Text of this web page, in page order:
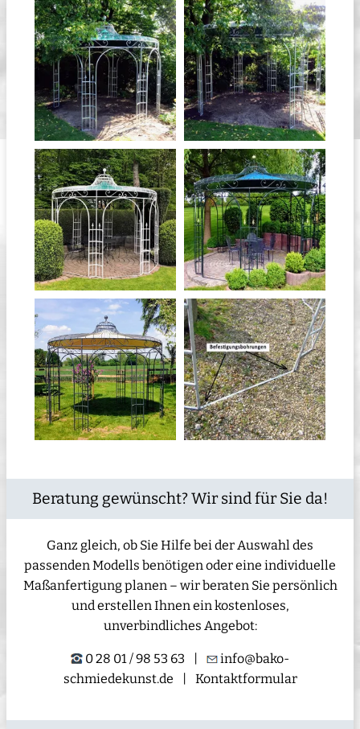
Beratung gewünscht? Wir sind für Sie da!
Ganz gleich, ob Sie Hilfe bei der Auswahl des
passenden Modells benötigen oder eine individuelle
Maßanfertigung planen – wir beraten Sie persönlich
und erstellen Ihnen ein kostenloses,
unverbindliches Angebot:
0 28 01 / 98 53 63 |
info@bako-
schmiedekunst.de | Kontaktformular